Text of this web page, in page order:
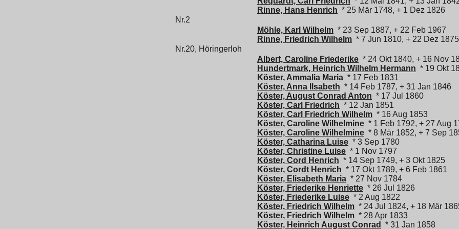
Rinne, Hans Henrich * 25 Mär 1748, + 1 Dez 1826
Nr.2
Möhle, Karl Wilhelm * 23 Sep 1887, + 22 Feb 1967
Rinne, Friedrich Wilhelm * 7 Jun 1810, + 22 Dez 1875
Nr.20, Höringerloh
Albert, Caroline Friederike * 24 Okt 1840, + 16 Nov
Hundertmark, Heinrich Wilhelm Hermann * 19 Okt
Köster, Ammalia Maria * 17 Feb 1831
Köster, Anna Ilsabeth * 14 Feb 1787, + 31 Jan 1846
Köster, August Conrad Anton * 17 Jul 1860
Köster, Carl Friedrich * 12 Jan 1851
Köster, Carl Friedrich Wilhelm * 16 Aug 1853
Köster, Caroline Wilhelmine * 1 Feb 1792, + 27 Aug
Köster, Caroline Wilhelmine * 8 Mär 1852, + 7 Sep
Köster, Catharina Luise * 3 Sep 1780
Köster, Christine Luise * 1 Nov 1797
Köster, Cord Henrich * 14 Sep 1749, + 3 Okt 1825
Köster, Cordt Henrich * 17 Okt 1789, + 6 Feb 1861
Köster, Elisabeth Maria * 27 Nov 1784
Köster, Friederike Henriette * 26 Jul 1826
Köster, Friederike Luise * 2 Aug 1822
Köster, Friedrich Wilhelm * 24 Jul 1824, + 18 Mär
Köster, Friedrich Wilhelm * 28 Apr 1833
Köster, Heinrich August Conrad
* 31 Jan 1858